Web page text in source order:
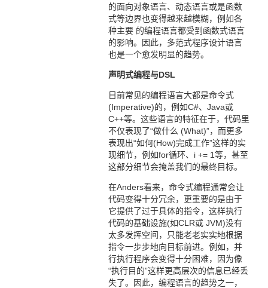
的面向对象语言、动态语言或是函数
式等边界也变得越来越模糊，例如各
种主要 的编程语言都受到函数式语言
的影响。因此，多范式程序设计语言
也是一个愈发明显的趋势。
声明式编程与DSL
目前常见的编程语言大都是命令式
(Imperative)的，例如C#、Java或
C++等。这些语言的特征在于，代码里
不仅表现了“做什么 (What)”，而更多
表现出“如何(How)完成工作”这样的实
现细节，例如for循环、i += 1等，甚至
这部分细节会掩盖我们的最终目标。
在Anders看来，命令式编程通常会让
代码变得十分冗余，更重要的是由于
它提供了过于具体的指令，这样执行
代码的基础设施(如CLR或 JVM)没有
太多发挥空间，只能老老实实地根据
指令一步步地向目标前进。例如，并
行执行程序会变得十分困难，因为像
“执行目的”这样更高层次的信息已经丢
失了。因此，编程语言的趋势之一，